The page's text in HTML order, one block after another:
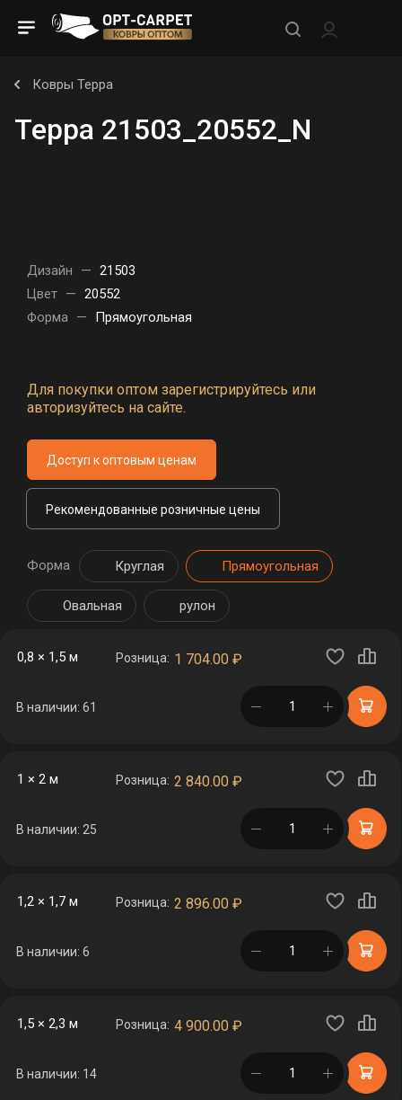
Ковры Терра
Терра 21503_20552_N
Дизайн — 21503
Цвет — 20552
Форма — Прямоугольная
Для покупки оптом зарегистрируйтесь или
авторизуйтесь на сайте.
Доступ к оптовым ценам
Рекомендованные розничные цены
Форма Круглая Прямоугольная
Овальная рулон
0,8 × 1,5 м Розница: 1 704.00 ₽
В наличии: 61 в корзине
1 × 2 м Розница: 2 840.00 ₽
В наличии: 25 в корзине
1,2 × 1,7 м Розница: 2 896.00 ₽
В наличии: 6 в корзине
1,5 × 2,3 м Розница: 4 900.00 ₽
В наличии: 14 в корзине